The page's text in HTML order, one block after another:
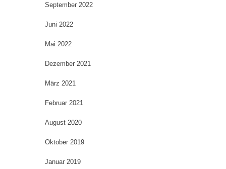
September 2022
Juni 2022
Mai 2022
Dezember 2021
März 2021
Februar 2021
August 2020
Oktober 2019
Januar 2019